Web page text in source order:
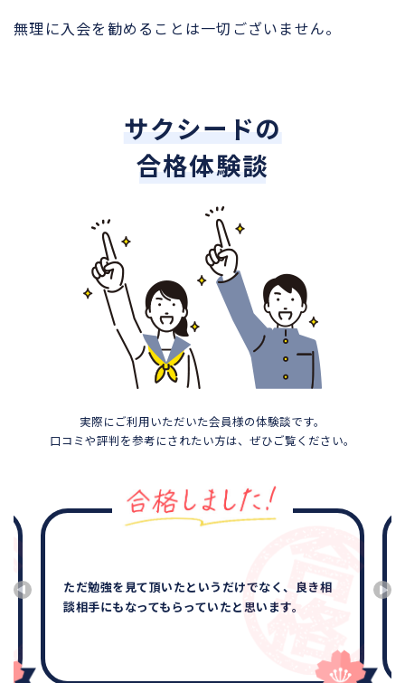
無理に入会を勧めることは一切ございません。
サクシードの
合格体験談
実際にご利用いただいた会員様の体験談です。
口コミや評判を参考にされたい方は、ぜひご覧ください。
ただ勉強を見て頂いたというだけでなく、良き相
談相手にもなってもらっていたと思います。